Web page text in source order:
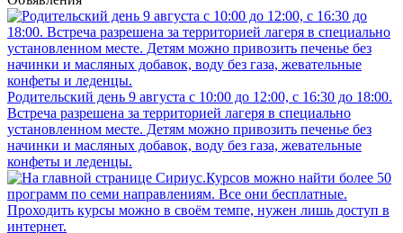
Родительский день 9 августа с 10:00 до 12:00, с 16:30 до 18:00.
Встреча разрешена за территорией лагеря в специально
установленном месте. Детям можно привозить печенье без
начинки и масляных добавок, воду без газа, жевательные
конфеты и леденцы.